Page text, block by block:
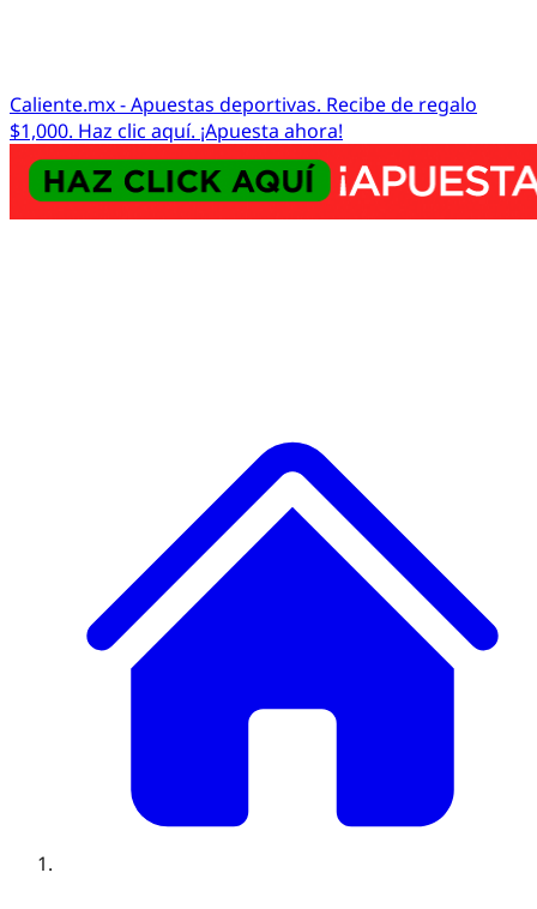
Caliente.mx - Apuestas deportivas. Recibe de regalo
$1,000. Haz clic aquí. ¡Apuesta ahora!